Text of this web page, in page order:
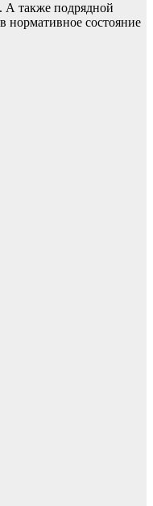
А также подрядной
нормативное состояние